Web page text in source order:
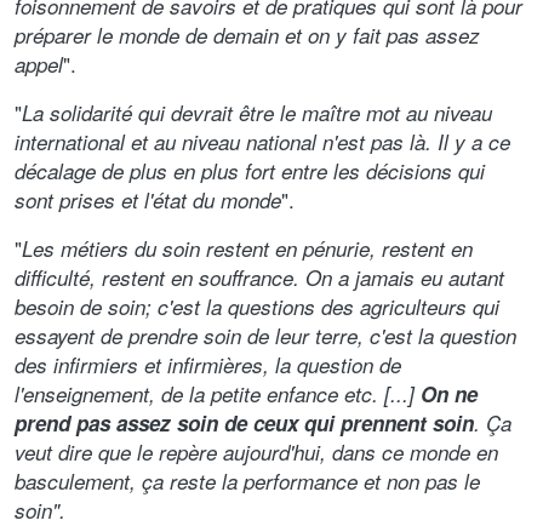
foisonnement de savoirs et de pratiques qui sont là pour
préparer le monde de demain et on y fait pas assez
appel".
"La solidarité qui devrait être le maître mot au niveau
international et au niveau national n'est pas là. Il y a ce
décalage de plus en plus fort entre les décisions qui
sont prises et l'état du monde".
"Les métiers du soin restent en pénurie, restent en
difficulté, restent en souffrance. On a jamais eu autant
besoin de soin; c'est la questions des agriculteurs qui
essayent de prendre soin de leur terre, c'est la question
des infirmiers et infirmières, la question de
l'enseignement, de la petite enfance etc. [...] On ne
prend pas assez soin de ceux qui prennent soin. Ça
veut dire que le repère aujourd'hui, dans ce monde en
basculement, ça reste la performance et non pas le
soin".